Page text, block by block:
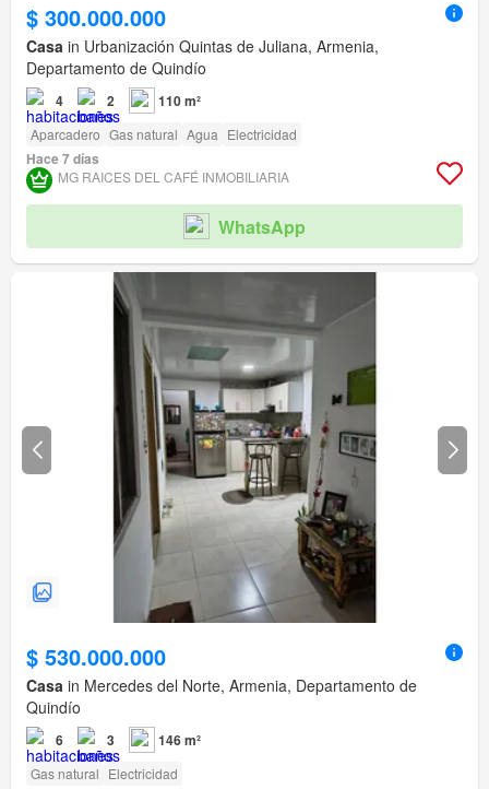
$ 300.000.000
Casa in Urbanización Quintas de Juliana, Armenia,
Departamento de Quindío
4 2 110 m²
Aparcadero Gas natural Agua Electricidad
Hace 7 días
MG RAICES DEL CAFÉ INMOBILIARIA
WhatsApp
$ 530.000.000
Casa in Mercedes del Norte, Armenia, Departamento de
Quindío
6 3 146 m²
Gas natural Electricidad